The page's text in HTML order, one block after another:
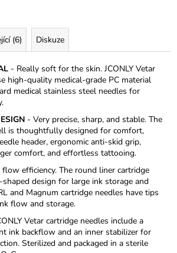
(6) Diskuze
- Really soft for the skin. JCONLY Vetar
high-quality medical-grade PC material
medical stainless steel needles for
- Very precise, sharp, and stable. The
is thoughtfully designed for comfort,
header, ergonomic anti-skid grip,
comfort, and effortless tattooing.
flow efficiency. The round liner cartridge
design for large ink storage and
and Magnum cartridge needles have tips
flow and storage.
Vetar cartridge needles include a
ink backflow and an inner stabilizer for
Sterilized and packaged in a sterile